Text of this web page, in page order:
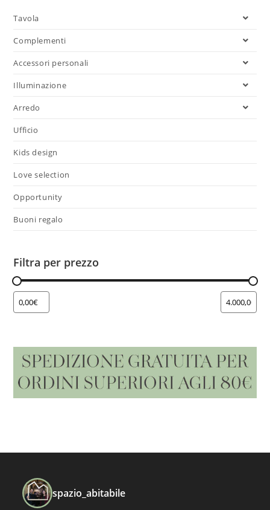
Tavola
Complementi
Accessori personali
Illuminazione
Arredo
Ufficio
Kids design
Love selection
Opportunity
Buoni regalo
Filtra per prezzo
spazio_abitabile